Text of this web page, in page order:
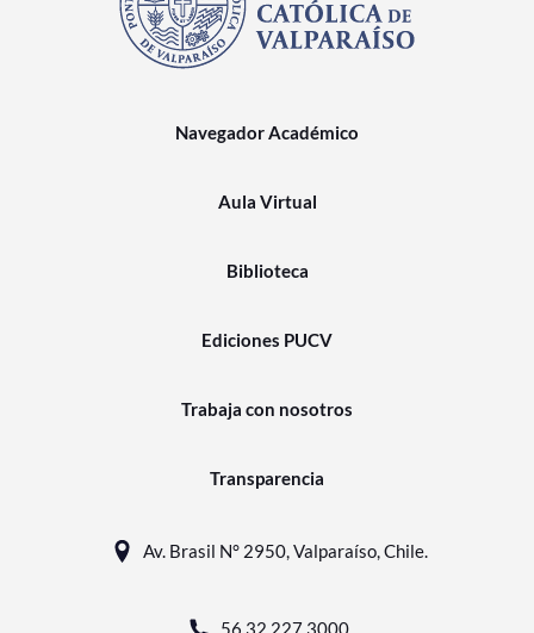
Navegador Académico
Aula Virtual
Biblioteca
Ediciones PUCV
Trabaja con nosotros
Transparencia
Av. Brasil N° 2950, Valparaíso, Chile.
56 32 227 3000